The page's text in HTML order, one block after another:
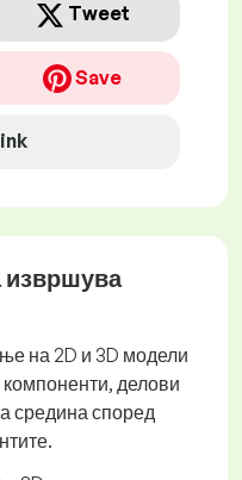
Tweet
Save
извршува
на 2D и 3D модели
делови
средина според